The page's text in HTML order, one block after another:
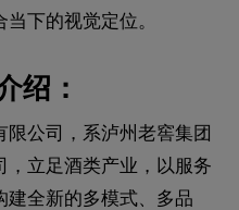
下的视觉定位。
绍：
公司，系泸州老窖集团
立足酒类产业，以服务
建全新的多模式、多品